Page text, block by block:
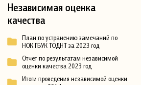
Независимая оценка
качества
План по устранению замечаний по
НОК ГБУК ТОДНТ за 2023 год
Отчет по результатам независимой
оценки качества 2023 год
Итоги проведения независимой оценки